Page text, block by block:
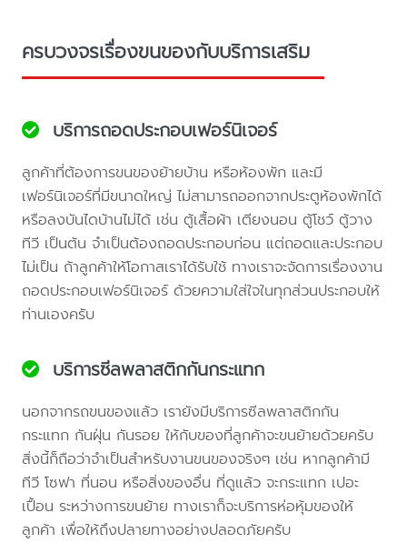
ครบวงจรเรื่องขนของกับบริการเสริม
บริการถอดประกอบเฟอร์นิเจอร์
ลูกค้าที่ต้องการขนของย้ายบ้าน หรือห้องพัก และมี
เฟอร์นิเจอร์ที่มีขนาดใหญ่ ไม่สามารถออกจากประตูห้องพักได้
หรือลงบันไดบ้านไม่ได้ เช่น ตู้เสื้อผ้า เตียงนอน ตู้โชว์ ตู้วาง
ทีวี เป็นต้น จำเป็นต้องถอดประกอบก่อน แต่ถอดและประกอบ
ไม่เป็น ถ้าลูกค้าให้โอกาสเราได้รับใช้ ทางเราจะจัดการเรื่องงาน
ถอดประกอบเฟอร์นิเจอร์ ด้วยความใส่ใจในทุกส่วนประกอบให้
ท่านเองครับ
บริการซีลพลาสติกกันกระแทก
นอกจากรถขนของแล้ว เรายังมีบริการซีลพลาสติกกัน
กระแทก กันฝุ่น กันรอย ให้กับของที่ลูกค้าจะขนย้ายด้วยครับ
สิ่งนี้ก็ถือว่าจำเป็นสำหรับงานขนของจริงๆ เช่น หากลูกค้ามี
ทีวี โซฟา ที่นอน หรือสิ่งของอื่น ที่ดูแล้ว จะกระแทก เปอะ
เปื้อน ระหว่างการขนย้าย ทางเราก็จะบริการห่อหุ้มของให้
ลูกค้า เพื่อให้ถึงปลายทางอย่างปลอดภัยครับ